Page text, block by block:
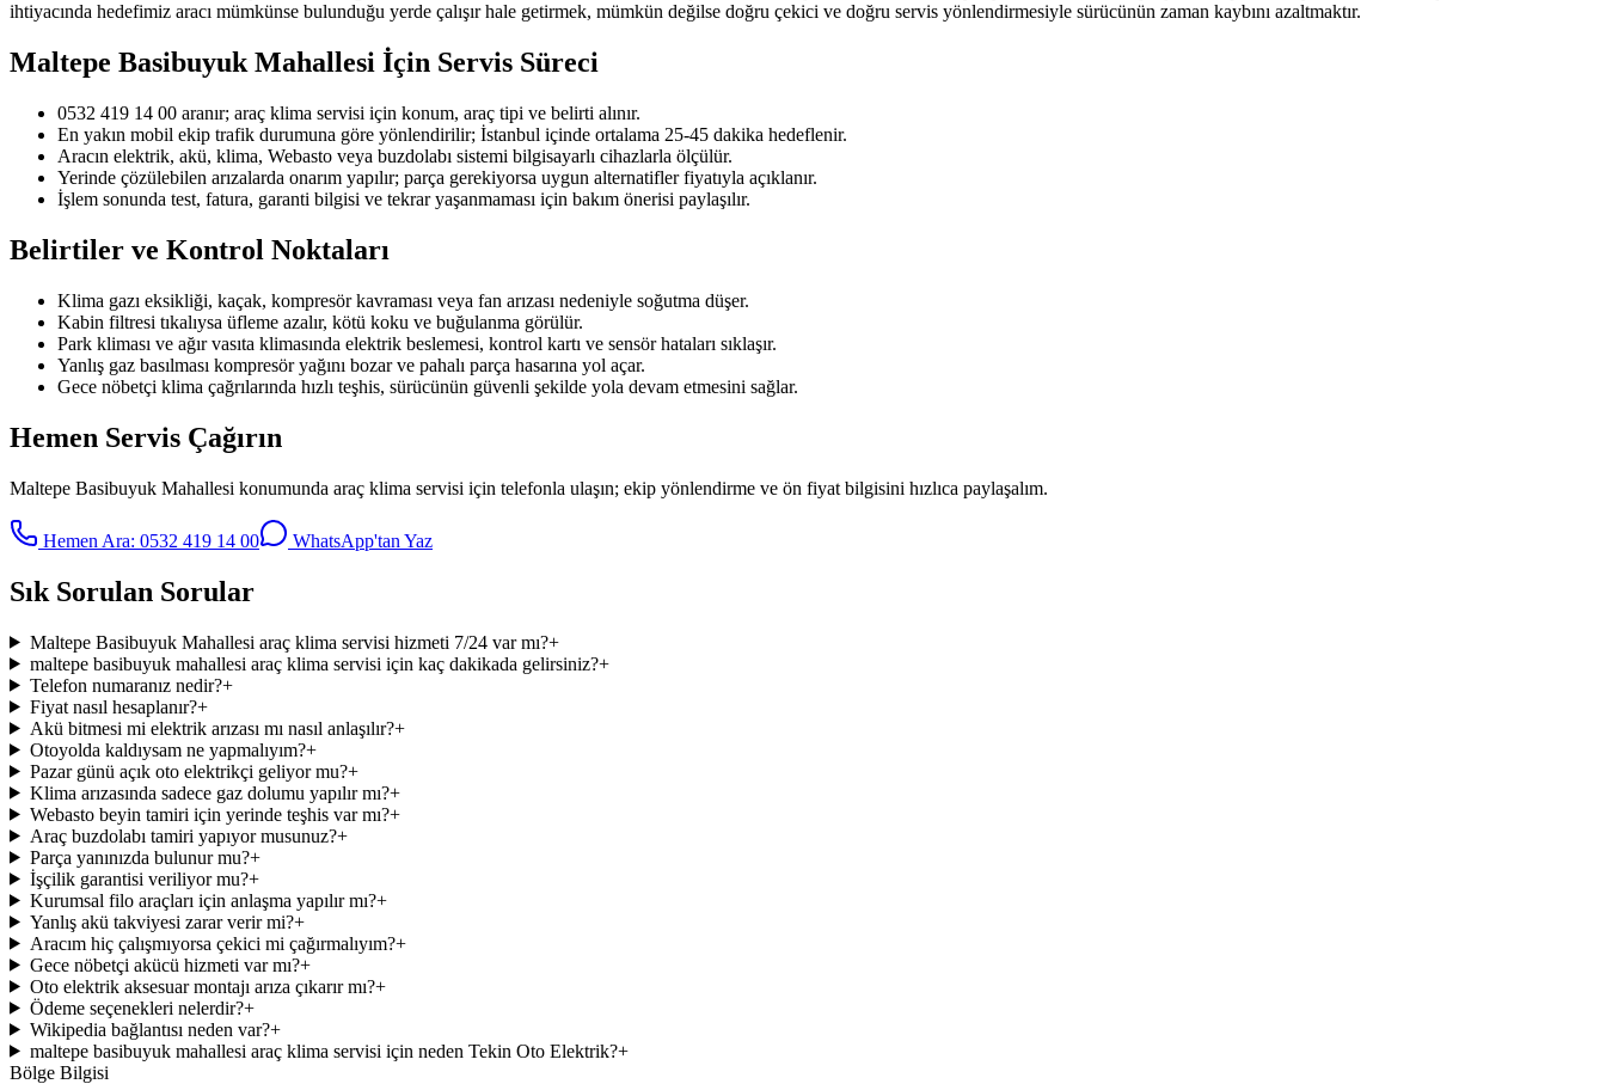
ihtiyacında hedefimiz aracı mümkünse bulunduğu yerde çalışır hale getirmek, mümkün değilse doğru çekici ve doğru servis yönlendirmesiyle sürücünün zaman kaybını azaltmaktır.
Maltepe Basibuyuk Mahallesi İçin Servis Süreci
0532 419 14 00 aranır; araç klima servisi için konum, araç tipi ve belirti alınır.
En yakın mobil ekip trafik durumuna göre yönlendirilir; İstanbul içinde ortalama 25-45 dakika hedeflenir.
Aracın elektrik, akü, klima, Webasto veya buzdolabı sistemi bilgisayarlı cihazlarla ölçülür.
Yerinde çözülebilen arızalarda onarım yapılır; parça gerekiyorsa uygun alternatifler fiyatıyla açıklanır.
İşlem sonunda test, fatura, garanti bilgisi ve tekrar yaşanmaması için bakım önerisi paylaşılır.
Belirtiler ve Kontrol Noktaları
Klima gazı eksikliği, kaçak, kompresör kavraması veya fan arızası nedeniyle soğutma düşer.
Kabin filtresi tıkalıysa üfleme azalır, kötü koku ve buğulanma görülür.
Park kliması ve ağır vasıta klimasında elektrik beslemesi, kontrol kartı ve sensör hataları sıklaşır.
Yanlış gaz basılması kompresör yağını bozar ve pahalı parça hasarına yol açar.
Gece nöbetçi klima çağrılarında hızlı teşhis, sürücünün güvenli şekilde yola devam etmesini sağlar.
Hemen Servis Çağırın
Maltepe Basibuyuk Mahallesi konumunda araç klima servisi için telefonla ulaşın; ekip yönlendirme ve ön fiyat bilgisini hızlıca paylaşalım.
Hemen Ara: 0532 419 14 00 WhatsApp'tan Yaz
Sık Sorulan Sorular
Maltepe Basibuyuk Mahallesi araç klima servisi hizmeti 7/24 var mı?+
maltepe basibuyuk mahallesi araç klima servisi için kaç dakikada gelirsiniz?+
Telefon numaranız nedir?+
Fiyat nasıl hesaplanır?+
Akü bitmesi mi elektrik arızası mı nasıl anlaşılır?+
Otoyolda kaldıysam ne yapmalıyım?+
Pazar günü açık oto elektrikçi geliyor mu?+
Klima arızasında sadece gaz dolumu yapılır mı?+
Webasto beyin tamiri için yerinde teşhis var mı?+
Araç buzdolabı tamiri yapıyor musunuz?+
Parça yanınızda bulunur mu?+
İşçilik garantisi veriliyor mu?+
Kurumsal filo araçları için anlaşma yapılır mı?+
Yanlış akü takviyesi zarar verir mi?+
Aracım hiç çalışmıyorsa çekici mi çağırmalıyım?+
Gece nöbetçi akücü hizmeti var mı?+
Oto elektrik aksesuar montajı arıza çıkarır mı?+
Ödeme seçenekleri nelerdir?+
Wikipedia bağlantısı neden var?+
maltepe basibuyuk mahallesi araç klima servisi için neden Tekin Oto Elektrik?+
Bölge Bilgisi